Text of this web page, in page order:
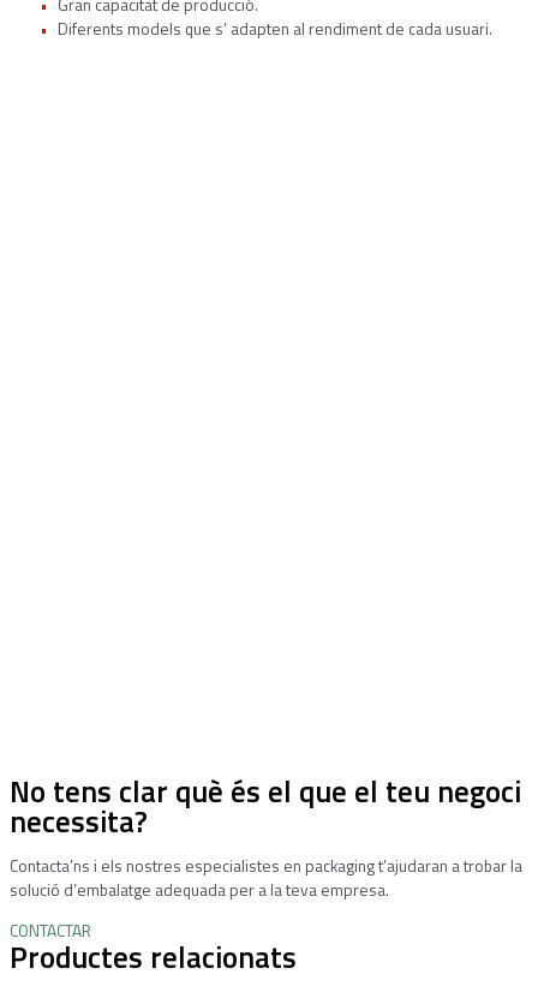
Diferents models que s’ adapten al rendiment de cada usuari.
No tens clar què és el que el teu negoci
necessita?
Contacta’ns i els nostres especialistes en packaging t’ajudaran a trobar la
solució d’embalatge adequada per a la teva empresa.
CONTACTAR
Productes relacionats